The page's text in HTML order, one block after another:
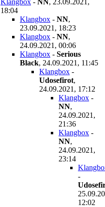
Klangbox - NN, 23.09.2021,
18:04
Klangbox - NN,
23.09.2021, 18:23
Klangbox - NN,
24.09.2021, 00:06
Klangbox - Serious
Black, 24.09.2021, 11:45
Klangbox -
Udosefirot,
24.09.2021, 17:12
Klangbox -
NN,
24.09.2021,
21:36
Klangbox -
NN,
24.09.2021,
23:14
-
12:02